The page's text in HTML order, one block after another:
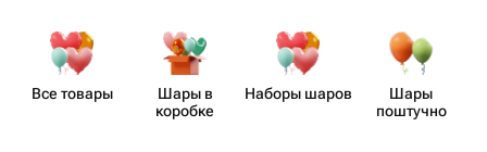
Все товары
Шары в
коробке
Наборы шаров
Шары
поштучно